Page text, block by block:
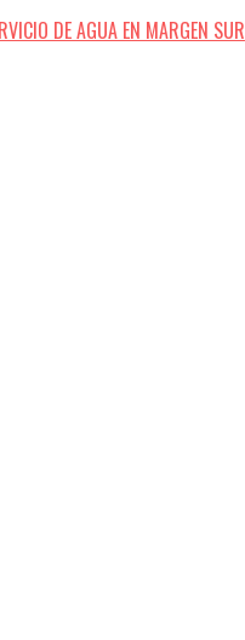
DE AGUA EN MARGEN SUR